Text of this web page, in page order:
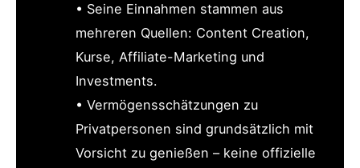
• Seine Einnahmen stammen aus
mehreren Quellen: Content Creation,
Kurse, Affiliate-Marketing und
Investments.
• Vermögensschätzungen zu
Privatpersonen sind grundsätzlich mit
Vorsicht zu genießen – keine offizielle